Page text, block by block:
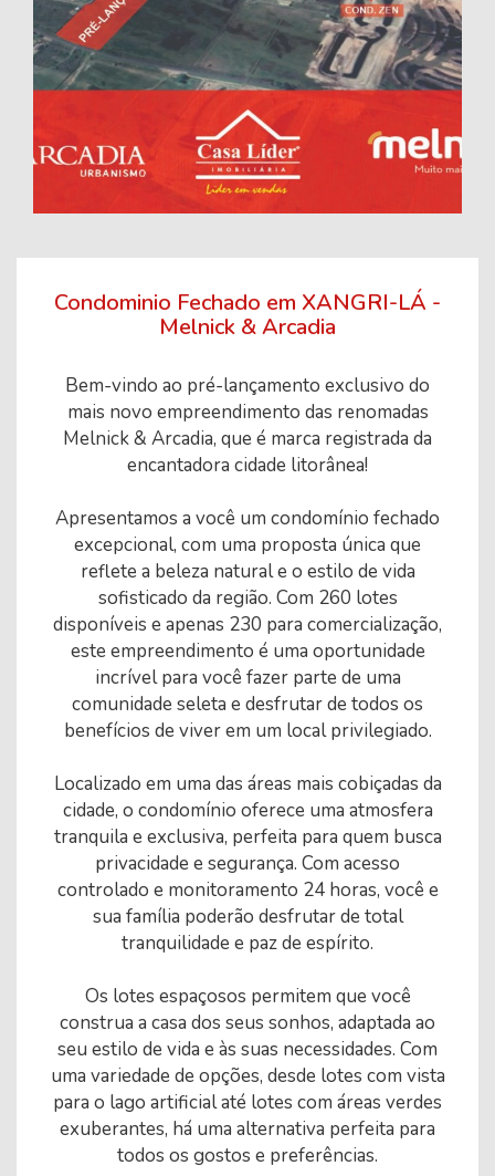
Condominio Fechado em XANGRI-LÁ -
Melnick & Arcadia
Bem-vindo ao pré-lançamento exclusivo do
mais novo empreendimento das renomadas
Melnick & Arcadia, que é marca registrada da
encantadora cidade litorânea!
Apresentamos a você um condomínio fechado
excepcional, com uma proposta única que
reflete a beleza natural e o estilo de vida
sofisticado da região. Com 260 lotes
disponíveis e apenas 230 para comercialização,
este empreendimento é uma oportunidade
incrível para você fazer parte de uma
comunidade seleta e desfrutar de todos os
benefícios de viver em um local privilegiado.
Localizado em uma das áreas mais cobiçadas da
cidade, o condomínio oferece uma atmosfera
tranquila e exclusiva, perfeita para quem busca
privacidade e segurança. Com acesso
controlado e monitoramento 24 horas, você e
sua família poderão desfrutar de total
tranquilidade e paz de espírito.
Os lotes espaçosos permitem que você
construa a casa dos seus sonhos, adaptada ao
seu estilo de vida e às suas necessidades. Com
uma variedade de opções, desde lotes com vista
para o lago artificial até lotes com áreas verdes
exuberantes, há uma alternativa perfeita para
todos os gostos e preferências.